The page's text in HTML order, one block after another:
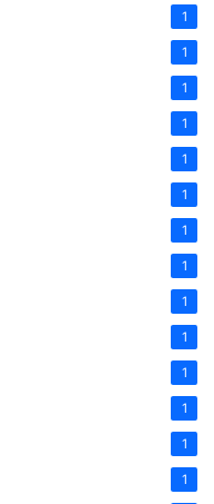
1
1
1
1
1
1
1
1
1
1
1
1
1
1